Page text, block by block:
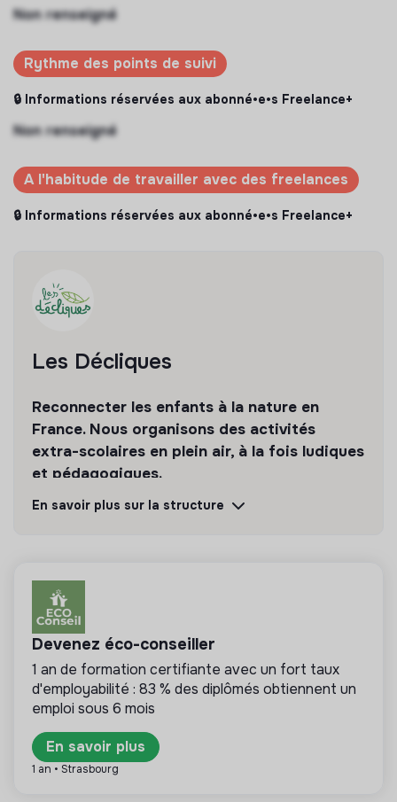
Non renseigné
Rythme des points de suivi
🔒 Informations réservées aux abonné•e•s Freelance+
Non renseigné
A l'habitude de travailler avec des freelances
🔒 Informations réservées aux abonné•e•s Freelance+
Les Décliques
Reconnecter les enfants à la nature en
France. Nous organisons des activités
extra-scolaires en plein air, à la fois ludiques
et pédagogiques.
Découvrir Suivre
💡 Produits ou services responsables
La mission de cette entreprise est de concevoir
des produits ou proposer des services éco-
responsables alignés avec les besoins de la
transformation écologique et solidaire.
Plus d'informations
En savoir plus sur la structure
Devenez éco-conseiller
1 an de formation certifiante avec un fort taux
d'employabilité : 83 % des diplômés obtiennent un
emploi sous 6 mois
En savoir plus
1 an • Strasbourg